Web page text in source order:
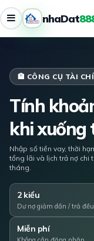
nhaDat
🏦 CÔNG CỤ TÀI
Tính
khi xuống
Nhập số tiền vay, thời
tổng lãi và lịch trả nợ chi
tháng.
2 kiểu
Dư nợ giảm dần / trả đều
Miễn phí